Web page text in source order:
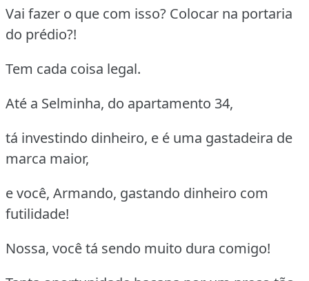
Vai fazer o que com isso? Colocar na portaria
do prédio?!
Tem cada coisa legal.
Até a Selminha, do apartamento 34,
tá investindo dinheiro, e é uma gastadeira de
marca maior,
e você, Armando, gastando dinheiro com
futilidade!
Nossa, você tá sendo muito dura comigo!